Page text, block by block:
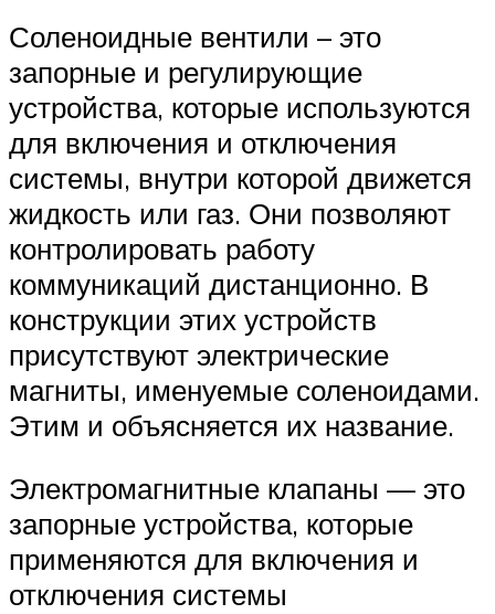
Соленоидные вентили – это
запорные и регулирующие
устройства, которые используются
для включения и отключения
системы, внутри которой движется
жидкость или газ. Они позволяют
контролировать работу
коммуникаций дистанционно. В
конструкции этих устройств
присутствуют электрические
магниты, именуемые соленоидами.
Этим и объясняется их название.
Электромагнитные клапаны — это
запорные устройства, которые
применяются для включения и
отключения системы